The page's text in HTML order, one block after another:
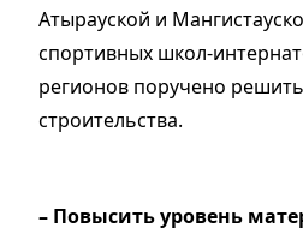
Атырауской и
спортивных школ-
регионов поручено
строительства.
– Повысить уровень